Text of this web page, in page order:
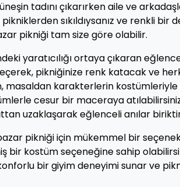
tadını çıkarırken aile ve
sıkıldıysanız ve renkli
pikniği tam size göre olabilir.
yaratıcılığı ortaya çıkaran
pikniğinize renk katacak ve
masaldan karakterlerin
cesur bir maceraya
uzaklaşarak eğlenceli anılar
pikniği için mükemmel bir
bir kostüm seçeneğine sahip
bir giyim deneyimi sunar ve